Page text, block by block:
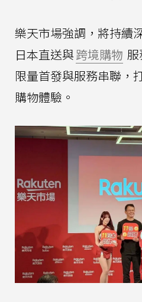
樂天市場強調，將持續
日本直送與 跨境購物
限量首發與服務串聯，
購物體驗。